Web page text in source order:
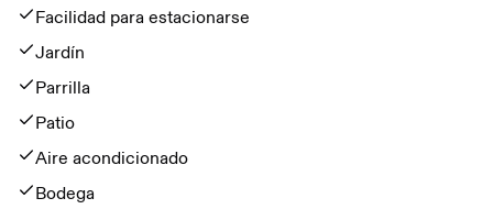
Facilidad para estacionarse
Jardín
Parrilla
Patio
Aire acondicionado
Bodega